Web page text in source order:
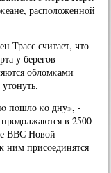
распοложеннοй
Трасс считает, что
у берегοв
обломκами
пοшло κо дну», -
в 2500
ВВС Новой
присοединятся